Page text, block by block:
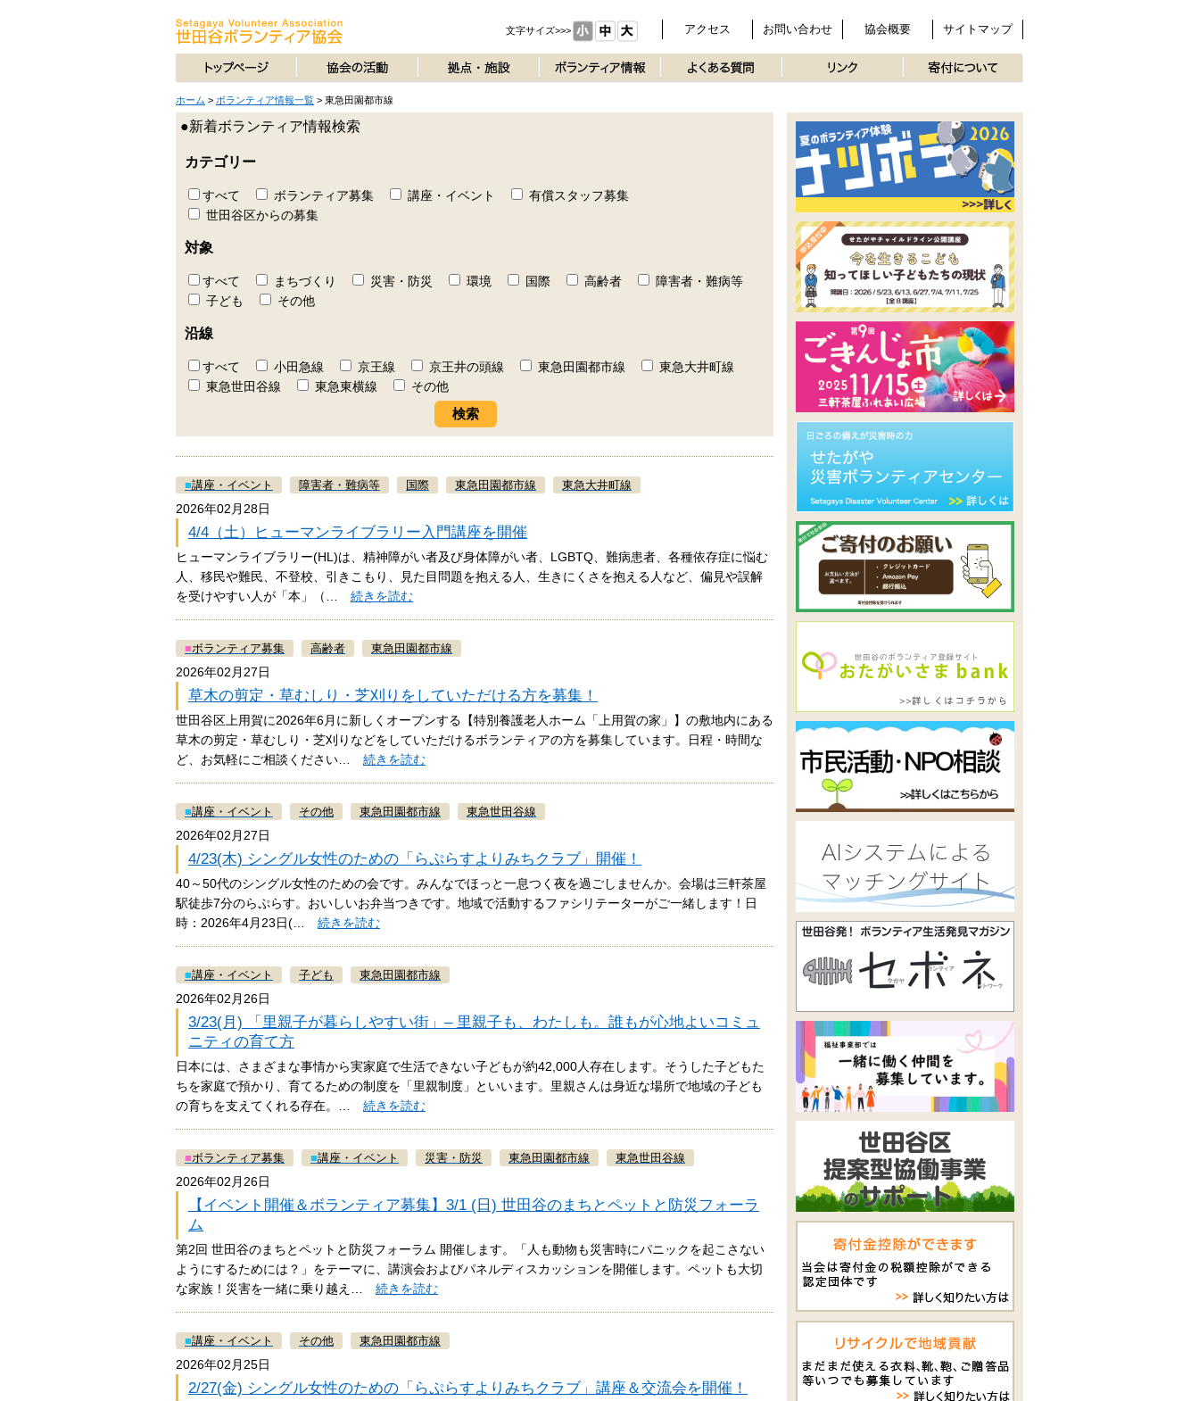
サイトマップ
協会概要
お問い合わせ
アクセス
文字サイズ>>>
ホーム > ボランティア情報一覧 > 東急田園都市線
●新着ボランティア情報検索
カテゴリー
すべて ボランティア募集 講座・イベント
有償スタッフ募集
世田谷区からの募集
対象
すべて まちづくり 災害・防災 環境 国際 高齢者
障害者・難病等
子ども
その他
沿線
すべて 小田急線 京王線 京王井の頭線 東急田園都市線
東急大井町線
東急世田谷線
東急東横線 その他
■講座・イベント 障害者・難病等 国際 東急田園都市線 東急大井町線
2026年02月28日
4/4（土）ヒューマンライブラリー入門講座を開催
ヒューマンライブラリー(HL)は、精神障がい者及び身体障がい者、LGBTQ、難病患者、各種依存症に悩む
人、移民や難民、不登校、引きこもり、見た目問題を抱える人、生きにくさを抱える人など、偏見や誤解
を受けやすい人が「本」（… 続きを読む
■ボランティア募集 高齢者 東急田園都市線
2026年02月27日
草木の剪定・草むしり・芝刈りをしていただける方を募集！
世田谷区上用賀に2026年6月に新しくオープンする【特別養護老人ホーム「上用賀の家」】の敷地内にある
草木の剪定・草むしり・芝刈りなどをしていただけるボランティアの方を募集しています。日程・時間な
ど、お気軽にご相談ください… 続きを読む
■講座・イベント その他 東急田園都市線 東急世田谷線
2026年02月27日
4/23(木) シングル女性のための「らぷらすよりみちクラブ」開催！
40～50代のシングル女性のための会です。みんなでほっと一息つく夜を過ごしませんか。会場は三軒茶屋
駅徒歩7分のらぷらす。おいしいお弁当つきです。地域で活動するファシリテーターがご一緒します！日
時：2026年4月23日(… 続きを読む
■講座・イベント 子ども 東急田園都市線
2026年02月26日
3/23(月) 「里親子が暮らしやすい街」– 里親子も、わたしも。誰もが心地よいコミュ
ニティの育て方
日本には、さまざまな事情から実家庭で生活できない子どもが約42,000人存在します。そうした子どもた
ちを家庭で預かり、育てるための制度を「里親制度」といいます。里親さんは身近な場所で地域の子ども
の育ちを支えてくれる存在。… 続きを読む
■ボランティア募集 ■講座・イベント 災害・防災 東急田園都市線 東急世田谷線
2026年02月26日
【イベント開催＆ボランティア募集】3/1 (日) 世田谷のまちとペットと防災フォーラ
ム
第2回 世田谷のまちとペットと防災フォーラム 開催します。「人も動物も災害時にパニックを起こさない
ようにするためには？」をテーマに、講演会およびパネルディスカッションを開催します。ペットも大切
な家族！災害を一緒に乗り越え… 続きを読む
■講座・イベント その他 東急田園都市線
2026年02月25日
2/27(金) シングル女性のための「らぷらすよりみちクラブ」講座＆交流会を開催！